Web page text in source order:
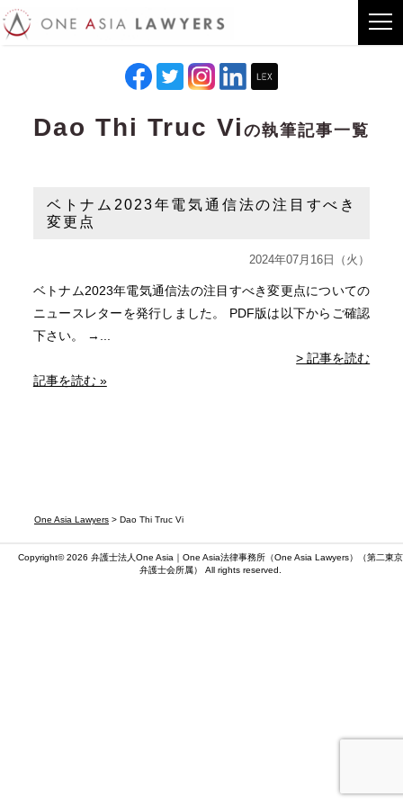
One Asia Lawyers > Dao Thi Truc Vi
Dao Thi Truc Vi の執筆記事一覧
ベトナム2023年電気通信法の注目すべき
変更点
2024年07月16日（火）
ベトナム2023年電気通信法の注目すべき変更点についての
ニュースレターを発行しました。 PDF版は以下からご確認
下さい。 →...
> 記事を読む
記事を読む »
Copyright© 2026 弁護士法人One Asia｜One Asia法律事務所（One Asia Lawyers）（第二東京
弁護士会所属） All rights reserved.